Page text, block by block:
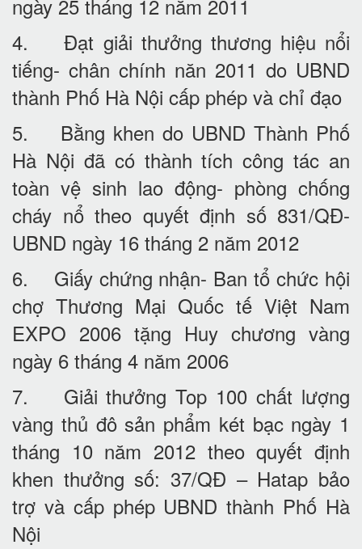
ngày 25 tháng 12 năm 2011
4. Đạt giải thưởng thương hiệu nổi
tiếng- chân chính năn 2011 do UBND
thành Phố Hà Nội cấp phép và chỉ đạo
5. Bằng khen do UBND Thành Phố
Hà Nội đã có thành tích công tác an
toàn vệ sinh lao động- phòng chống
cháy nổ theo quyết định số 831/QĐ-
UBND ngày 16 tháng 2 năm 2012
6. Giấy chứng nhận- Ban tổ chức hội
chợ Thương Mại Quốc tế Việt Nam
EXPO 2006 tặng Huy chương vàng
ngày 6 tháng 4 năm 2006
7. Giải thưởng Top 100 chất lượng
vàng thủ đô sản phẩm két bạc ngày 1
tháng 10 năm 2012 theo quyết định
khen thưởng số: 37/QĐ – Hatap bảo
trợ và cấp phép UBND thành Phố Hà
Nội